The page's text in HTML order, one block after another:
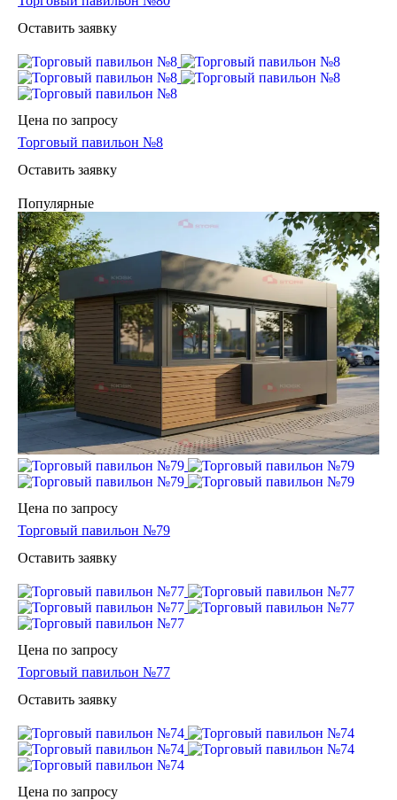
Оставить заявку
Цена по запросу
Торговый павильон №8
Оставить заявку
Популярные
Цена по запросу
Торговый павильон №79
Оставить заявку
Цена по запросу
Торговый павильон №77
Оставить заявку
Цена по запросу